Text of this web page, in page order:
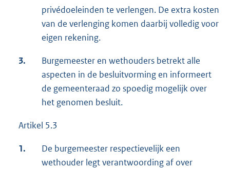
privédoeleinden te verlengen. De extra kosten
van de verlenging komen daarbij volledig voor
eigen rekening.
3.
Burgemeester en wethouders betrekt alle
aspecten in de besluitvorming en informeert
de gemeenteraad zo spoedig mogelijk over
het genomen besluit.
Artikel 5.3
1.
De burgemeester respectievelijk een
wethouder legt verantwoording af over